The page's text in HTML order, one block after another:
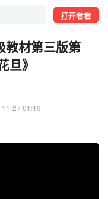
打开看看
教材第三版第
旦》
11-27 01:19